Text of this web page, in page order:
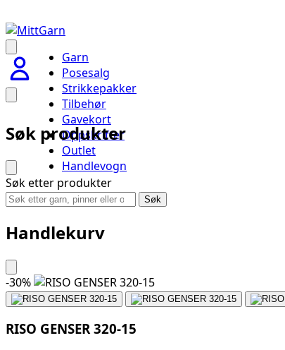
Garn
Posesalg
Strikkepakker
Tilbehør
Gavekort
Oppskrifter
Outlet
Handlevogn
Søk produkter
Søk etter produkter
Søk
Handlekurv
-30%
RISO GENSER 320-15